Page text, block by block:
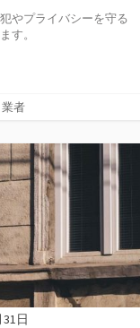
やプライバシーを守る
す。
業者
日